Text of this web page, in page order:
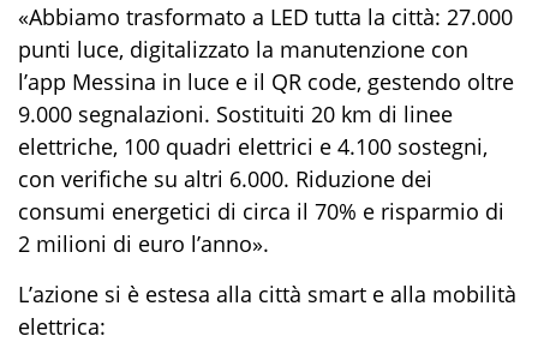
«Abbiamo trasformato a LED tutta la città: 27.000
punti luce, digitalizzato la manutenzione con
l’app Messina in luce e il QR code, gestendo oltre
9.000 segnalazioni. Sostituiti 20 km di linee
elettriche, 100 quadri elettrici e 4.100 sostegni,
con verifiche su altri 6.000. Riduzione dei
consumi energetici di circa il 70% e risparmio di
2 milioni di euro l’anno».
L’azione si è estesa alla città smart e alla mobilità
elettrica: